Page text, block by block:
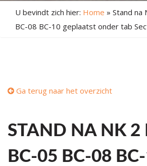
U bevindt zich hier: Home » Stand na
BC-08 BC-10 geplaatst onder tab
Ga terug naar het overzicht
STAND NA NK 2
BC-05 BC-08